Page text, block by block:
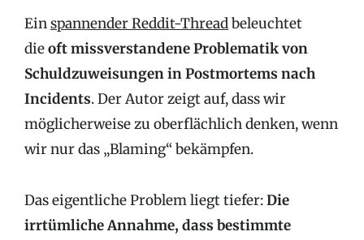
Einspannender Reddit-Threadbeleuchtet
dieoft missverstandene Problematik von
Schuldzuweisungen in Postmortems nach
Incidents. Der Autor zeigt auf, dass wir
möglicherweise zu oberflächlich denken, wenn
wir nur das „Blaming“ bekämpfen.
Das eigentliche Problem liegt tiefer:Die
irrtümliche Annahme, dass bestimmte